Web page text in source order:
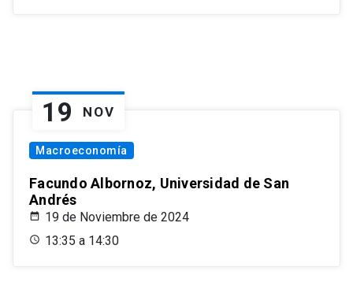
19 NOV
Macroeconomía
Facundo Albornoz, Universidad de San
Andrés
19 de Noviembre de 2024
13:35 a 14:30